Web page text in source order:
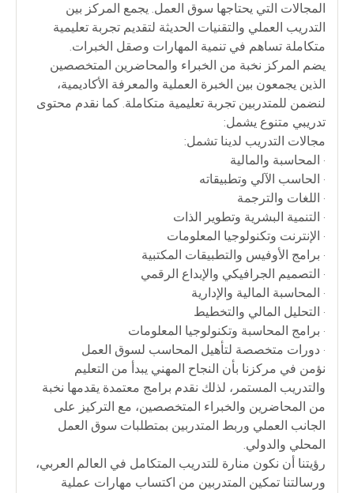
المجالات التي يحتاجها سوق العمل. يجمع المركز بين
التدريب العملي والتقنيات الحديثة لتقديم تجربة تعليمية
متكاملة تساهم في تنمية المهارات وصقل الخبرات.
يضم المركز نخبة من الخبراء والمحاضرين المتخصصين
الذين يجمعون بين الخبرة العملية والمعرفة الأكاديمية،
لنضمن للمتدربين تجربة تعليمية متكاملة. كما نقدم محتوى
تدريبي متنوع يشمل:
مجالات التدريب لدينا تشمل:
• المحاسبة والمالية
• الحاسب الآلي وتطبيقاته
• اللغات والترجمة
• التنمية البشرية وتطوير الذات
• الإنترنت وتكنولوجيا المعلومات
• برامج الأوفيس والتطبيقات المكتبية
• التصميم الجرافيكي والإبداع الرقمي
• المحاسبة المالية والإدارية
• التحليل المالي والتخطيط
• برامج المحاسبة وتكنولوجيا المعلومات
• دورات متخصصة لتأهيل المحاسب لسوق العمل
نؤمن في مركزنا بأن النجاح المهني يبدأ من التعليم
والتدريب المستمر، لذلك نقدم برامج معتمدة يقدمها نخبة
من المحاضرين والخبراء المتخصصين، مع التركيز على
الجانب العملي وربط المتدربين بمتطلبات سوق العمل
المحلي والدولي.
رؤيتنا أن نكون منارة للتدريب المتكامل في العالم العربي،
ورسالتنا تمكين المتدربين من اكتساب مهارات عملية